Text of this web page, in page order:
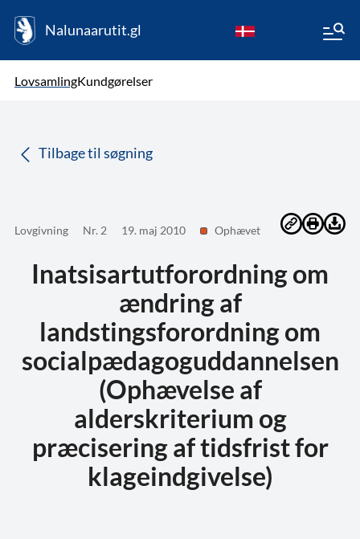
Nalunaarutit.gl
LovsamlingKundgørelser
Tilbage til søgning
Lovgivning Nr. 2 19. maj 2010 Ophævet
Inatsisartutforordning om
ændring af
landstingsforordning om
socialpædagoguddannelsen
(Ophævelse af
alderskriterium og
præcisering af tidsfrist for
klageindgivelse)